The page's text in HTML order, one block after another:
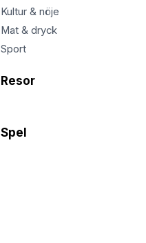
Kultur & nöje
Mat & dryck
Sport
Resor
Spel